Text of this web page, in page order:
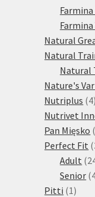
Natural
Natural
Natural
Nature's
Nutriplus 44
Nutrivet
Pan Mięsko
Perfect Fit
Adult
Senior
Pitti 1 1